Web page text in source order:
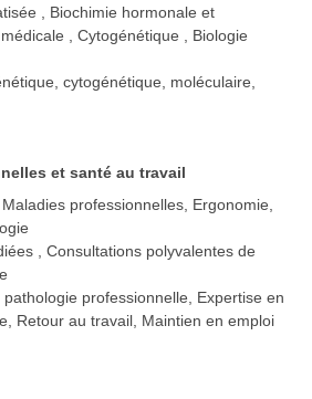
Biochimie hormonale et
Cytogénétique
Biologie
cytogénétique, moléculaire,
et santé au travail
professionnelles, Ergonomie,
Consultations polyvalentes de
pathologie professionnelle, Expertise en
Retour au travail, Maintien en emploi